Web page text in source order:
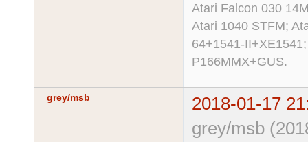
Atari Falcon 030
Atari 1040 STFM;
64+1541-
P166MMX+GUS.
grey/msb
2018-01-17
grey/msb